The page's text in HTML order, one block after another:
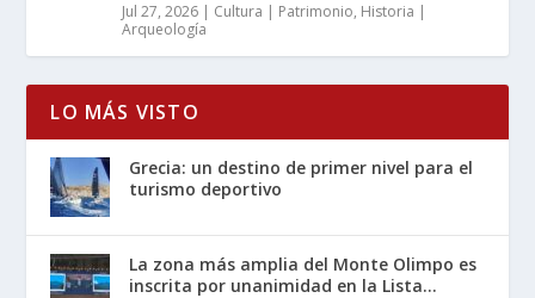
Jul 27, 2026 | Cultura | Patrimonio, Historia |
Arqueología
LO MÁS VISTO
Grecia: un destino de primer nivel para el
turismo deportivo
La zona más amplia del Monte Olimpo es
inscrita por unanimidad en la Lista...